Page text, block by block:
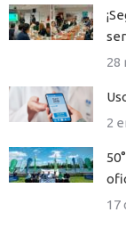
28
2
17